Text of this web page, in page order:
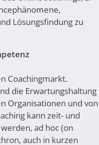
Lösungsfindung zu
Coachingmarkt.
die Erwartungshaltung
Organisationen und von
kann zeit- und
ad hoc (on
auch in kurzen